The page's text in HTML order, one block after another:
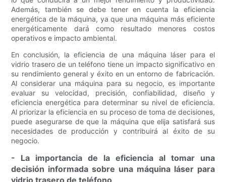
Además, también se debe tener en cuenta la eficiencia
energética de la máquina, ya que una máquina más eficiente
energéticamente dará como resultado menores costos
operativos e impacto ambiental.
En conclusión, la eficiencia de una máquina láser para el
vidrio trasero de un teléfono tiene un impacto significativo en
su rendimiento general y éxito en un entorno de fabricación.
Al considerar una máquina para su negocio, es importante
evaluar su velocidad, precisión, confiabilidad, diseño y
eficiencia energética para determinar su nivel de eficiencia.
Al priorizar la eficiencia en su proceso de toma de decisiones,
puede asegurarse de que la máquina que elija satisfará sus
necesidades de producción y contribuirá al éxito de su
negocio.
- La importancia de la eficiencia al tomar una
decisión informada sobre una máquina láser para
vidrio trasero de teléfono